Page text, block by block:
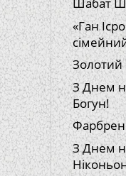
Шабат
«Ган
Золотий
З Днем
Богун!
З Днем